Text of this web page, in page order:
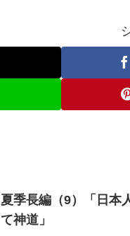
夏季長編（9）「日本
て神道」